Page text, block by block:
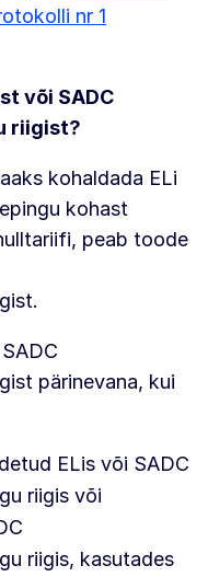
nr 1
või SADC
riigist?
kohaldada ELi
kohast
peab toode
pärinevana, kui
ELis või SADC
riigis või
riigis, kasutades